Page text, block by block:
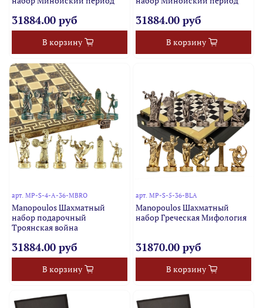
31884.00 руб
В корзину
31884.00 руб
В корзину
арт.MP-S-4-A-36-MBRO
Manopoulos Шахматный
набор подарочный
Троянская война
31884.00 руб
В корзину
арт. MP-S-5-36-BLA
Manopoulos Шахматный
набор Греческая Мифология
31870.00 руб
В корзину